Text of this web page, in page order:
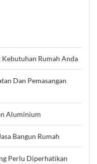
Kebutuhan Rumah Anda
Dan Pemasangan
Aluminium
Bangun Rumah
Perlu Diperhatikan